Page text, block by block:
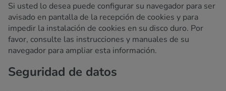
Si usted lo desea puede configurar su navegador para ser
avisado en pantalla de la recepción de cookies y para
impedir la instalación de cookies en su disco duro. Por
favor, consulte las instrucciones y manuales de su
navegador para ampliar esta información.
Seguridad de datos